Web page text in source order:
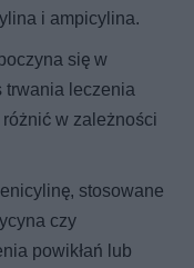
i ampicylina.
się w
trwania leczenia
w zależności
stosowane
czy
powikłań lub